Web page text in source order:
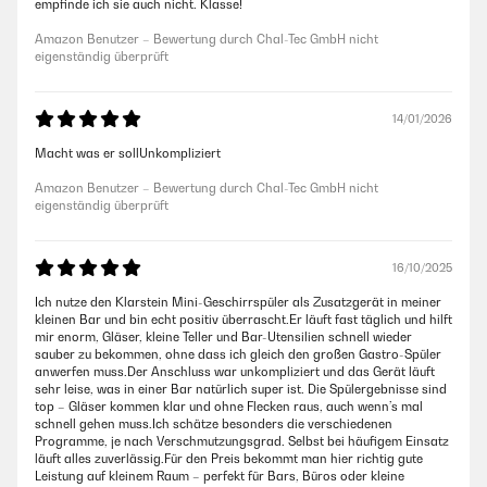
empfinde ich sie auch nicht. Klasse!
Amazon Benutzer – Bewertung durch Chal-Tec GmbH nicht
eigenständig überprüft
14/01/2026
Macht was er sollUnkompliziert
Amazon Benutzer – Bewertung durch Chal-Tec GmbH nicht
eigenständig überprüft
16/10/2025
Ich nutze den Klarstein Mini-Geschirrspüler als Zusatzgerät in meiner
kleinen Bar und bin echt positiv überrascht.Er läuft fast täglich und hilft
mir enorm, Gläser, kleine Teller und Bar-Utensilien schnell wieder
sauber zu bekommen, ohne dass ich gleich den großen Gastro-Spüler
anwerfen muss.Der Anschluss war unkompliziert und das Gerät läuft
sehr leise, was in einer Bar natürlich super ist. Die Spülergebnisse sind
top – Gläser kommen klar und ohne Flecken raus, auch wenn’s mal
schnell gehen muss.Ich schätze besonders die verschiedenen
Programme, je nach Verschmutzungsgrad. Selbst bei häufigem Einsatz
läuft alles zuverlässig.Für den Preis bekommt man hier richtig gute
Leistung auf kleinem Raum – perfekt für Bars, Büros oder kleine